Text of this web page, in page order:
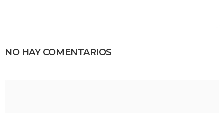
NO HAY COMENTARIOS